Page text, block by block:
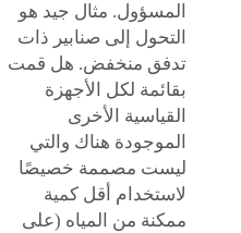
المسؤول. مثال جيد هو
التحول إلى صنابير ذات
تدفق منخفض. هل قمت
بقائمة لكل الأجهزة
القياسية الأخرى
الموجودة هناك والتي
ليست مصممة خصيصًا
لاستخدام أقل كمية
ممكنة من المياه (على